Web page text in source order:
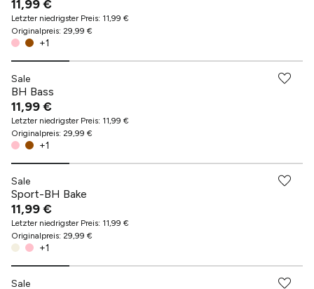
11,99 €
Letzter niedrigster Preis: 11,99 €
Originalpreis: 29,99 €
+1
Sale
BH Bass
11,99 €
Letzter niedrigster Preis: 11,99 €
Originalpreis: 29,99 €
+1
Sale
Sport-BH Bake
11,99 €
Letzter niedrigster Preis: 11,99 €
Originalpreis: 29,99 €
+1
Sale